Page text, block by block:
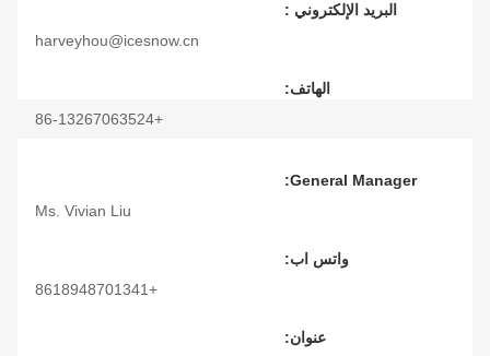
البريد الإلكتروني :
harveyhou@icesnow.cn
الهاتف:
+86-13267063524
General Manager:
Ms. Vivian Liu
واتس اب:
+8618948701341
عنوان: